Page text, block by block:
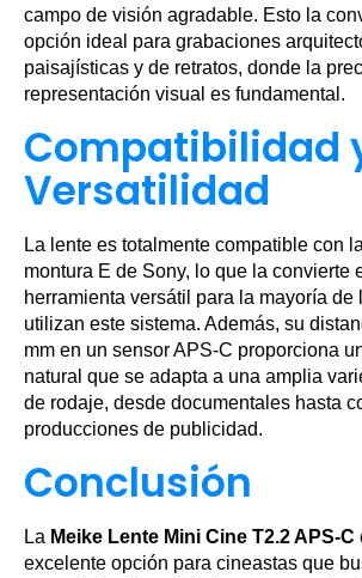
campo de visión agradable. Esto la
opción ideal para grabaciones
paisajísticas y de retratos, donde la
representación visual es fundamental.
Compatibilidad
Versatilidad
La lente es totalmente compatible con
montura E de Sony, lo que la convierte
herramienta versátil para la mayoría de
utilizan este sistema. Además, su
mm en un sensor APS-C proporciona
natural que se adapta a una amplia
de rodaje, desde documentales hasta
producciones de publicidad.
Conclusión
La Meike Lente Mini Cine T2.2 APS-C
excelente opción para cineastas que